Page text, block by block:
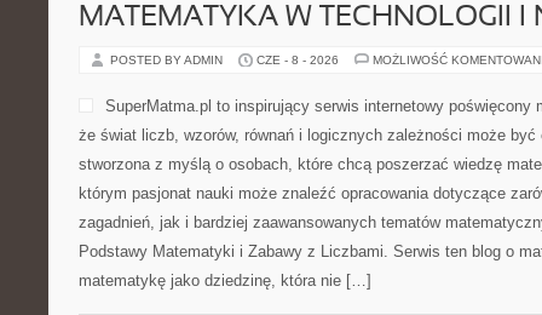
MATEMATYKA W TECHNOLOGII I
POSTED BY ADMIN CZE - 8 - 2026 MOŻLIWOŚĆ
SuperMatma.pl to inspirujący serwis internetowy poświęcony
że świat liczb, wzorów, równań i logicznych zależności może być
stworzona z myślą o osobach, które chcą poszerzać wiedzę
którym pasjonat nauki może znaleźć opracowania dotyczące
zagadnień, jak i bardziej zaawansowanych tematów
Podstawy Matematyki i Zabawy z Liczbami. Serwis ten blog o
matematykę jako dziedzinę, która nie […]